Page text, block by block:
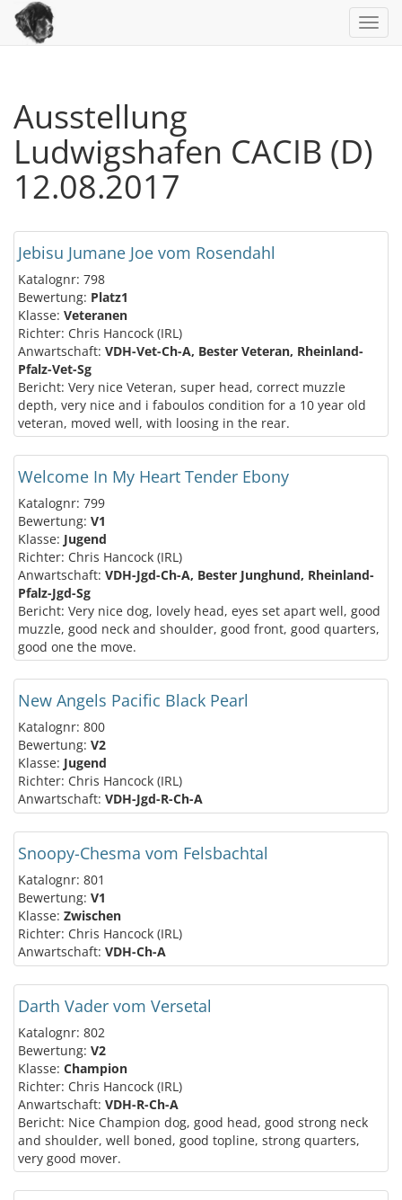
Ausstellung
Ludwigshafen CACIB (D)
12.08.2017
Jebisu Jumane Joe vom Rosendahl
Katalognr: 798
Bewertung: Platz1
Klasse: Veteranen
Richter: Chris Hancock (IRL)
Anwartschaft: VDH-Vet-Ch-A, Bester Veteran, Rheinland-
Pfalz-Vet-Sg
Bericht: Very nice Veteran, super head, correct muzzle
depth, very nice and i faboulos condition for a 10 year old
veteran, moved well, with loosing in the rear.
Welcome In My Heart Tender Ebony
Katalognr: 799
Bewertung: V1
Klasse: Jugend
Richter: Chris Hancock (IRL)
Anwartschaft: VDH-Jgd-Ch-A, Bester Junghund, Rheinland-
Pfalz-Jgd-Sg
Bericht: Very nice dog, lovely head, eyes set apart well, good
muzzle, good neck and shoulder, good front, good quarters,
good one the move.
New Angels Pacific Black Pearl
Katalognr: 800
Bewertung: V2
Klasse: Jugend
Richter: Chris Hancock (IRL)
Anwartschaft: VDH-Jgd-R-Ch-A
Snoopy-Chesma vom Felsbachtal
Katalognr: 801
Bewertung: V1
Klasse: Zwischen
Richter: Chris Hancock (IRL)
Anwartschaft: VDH-Ch-A
Darth Vader vom Versetal
Katalognr: 802
Bewertung: V2
Klasse: Champion
Richter: Chris Hancock (IRL)
Anwartschaft: VDH-R-Ch-A
Bericht: Nice Champion dog, good head, good strong neck
and shoulder, well boned, good topline, strong quarters,
very good mover.